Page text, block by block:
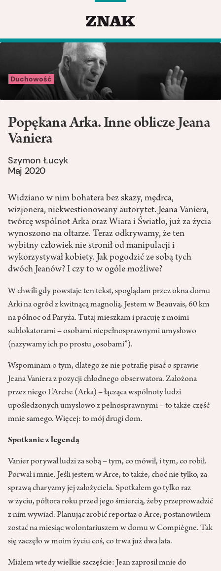
Duchowość
Popękana Arka. Inne oblicze Jeana
Vaniera
Szymon Łucyk
Maj 2020
Widziano w nim bohatera bez skazy, mędrca,
wizjonera, niekwestionowany autorytet. Jeana Vaniera,
twórcę wspólnot Arka oraz Wiara i Światło, już za życia
wynoszono na ołtarze. Teraz odkrywamy, że ten
wybitny człowiek nie stronił od manipulacji i
wykorzystywał kobiety. Jak pogodzić ze sobą tych
dwóch Jeanów? I czy to w ogóle możliwe?
W chwili gdy powstaje ten tekst, spoglądam przez okna domu
Arki na ogród z kwitnącą magnolią. Jestem w Beauvais, 60 km
na północ od Paryża. Tutaj mieszkam i pracuję z moimi
sublokatorami – osobami niepełnosprawnymi umysłowo
(nazywamy ich po prostu „osobami”).
Wspominam o tym, dlatego że nie potrafię pisać o sprawie
Jeana Vaniera z pozycji chłodnego obserwatora. Założona
przez niego L’Arche (Arka) – łącząca wspólnoty ludzi
upośledzonych umysłowo z pełnosprawnymi – to także część
mnie samego. Więcej: to mój drugi dom.
Spotkanie z legendą
Vanier porywał ludzi za sobą – tym, co mówił, i tym, co robił.
Porwał i mnie. Jeśli jestem w Arce, to także, choć nie tylko, za
sprawą charyzmy jej założyciela. Spotkałem go tylko raz
w życiu, półtora roku przed jego śmiercią, żeby przeprowadzić
z nim wywiad. Planując zrobić reportaż o Arce, postanowiłem
zostać na miesiąc wolontariuszem w domu w Compiègne. Tak
się zaczęło w moim życiu coś, co trwa już dwa lata.
Miałem wtedy wielkie szczęście: Jean zaprosił mnie do